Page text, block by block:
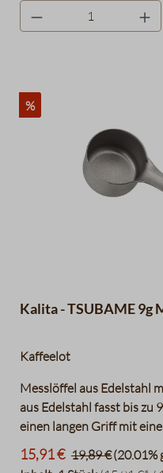
product.quantityLabel
%
Kalita - TSUBAME 9g
Kaffeelot
Messlöffel aus Edelstahl mit langem
aus Edelstahl fasst bis zu
einen langen Griff mit
einen Schlüsselanhänger
befestigen und so den
15,91 € 19,89 €(20.01%